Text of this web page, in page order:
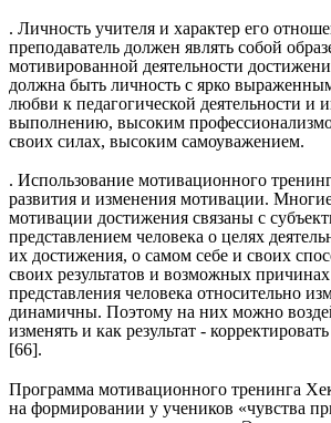
. Личность учителя и характер его
преподаватель должен являть собой
мотивированной деятельности
должна быть личность с ярко
любви к педагогической деятельности и
выполнению, высоким
своих силах, высоким самоуважением.
. Использование мотивационного
развития и изменения мотивации.
мотивации достижения связаны с
представлением человека о целях
их достижения, о самом себе и своих
своих результатов и возможных
представления человека относительно
динамичны. Поэтому на них можно
изменять и как результат -
[66].
Программа мотивационного тренинга
на формировании у учеников «чувства